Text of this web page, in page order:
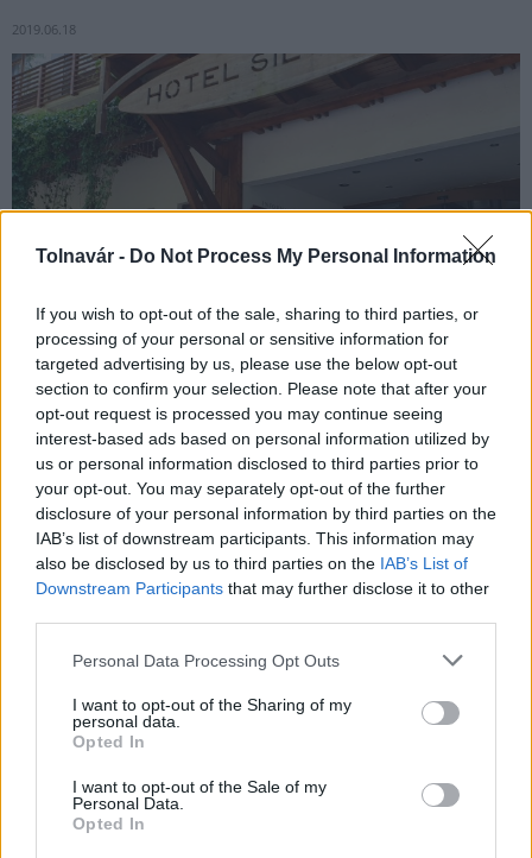
Tolnavár - Do Not Process My Personal Information
If you wish to opt-out of the sale, sharing to third parties, or
processing of your personal or sensitive information for
targeted advertising by us, please use the below opt-out
section to confirm your selection. Please note that after your
opt-out request is processed you may continue seeing
interest-based ads based on personal information utilized by
us or personal information disclosed to third parties prior to
your opt-out. You may separately opt-out of the further
disclosure of your personal information by third parties on the
IAB’s list of downstream participants. This information may
also be disclosed by us to third parties on the IAB’s List of
Downstream Participants that may further disclose it to other
Please note that this website/app uses one or more Google
not limited to your visit or usage behaviour. You may click to
grant or deny consent to Google and its third-party tags to
use your data for below specified purposes in below Google
consent section.
Personal Data Processing Opt Outs
I want to opt-out of the Sharing of my
personal data.
Opted In
I want to opt-out of the Sale of my
Personal Data.
Opted In
2019.06.18
Már bérelhető a Hotel Silvanus**** e-flottájának első négy,
vadonatúj elektromos meghajtású kerékpárja. Ideje átgondolni,
mit is jelent valójában a kerékpározás, mert nálunk új távlatok
nyíltak meg a biciklizők előtt: beköszöntött ez e-bike korszak.
Az országban elsőként: E-Élménymobil a Silvanusban!
2019.07.02